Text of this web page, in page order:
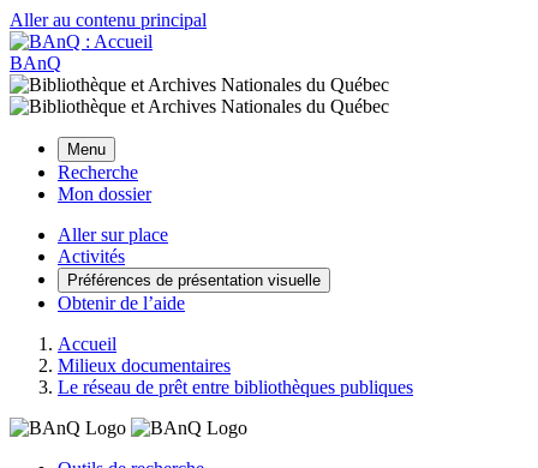
Aller au contenu principal
BAnQ
Menu
Recherche
Mon dossier
Aller sur place
Activités
Préférences de présentation visuelle
Obtenir de l’aide
Accueil
Milieux documentaires
Le réseau de prêt entre bibliothèques publiques